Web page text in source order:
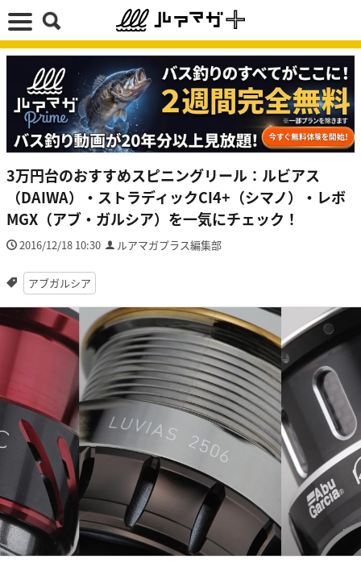
3万円台のおすすめスピニングリール：ルビアス
（DAIWA）・ストラディックCI4+（シマノ）・レボ
MGX（アブ・ガルシア）を一気にチェック！
2016/12/18 10:30 ルアマガプラス編集部
アブガルシア